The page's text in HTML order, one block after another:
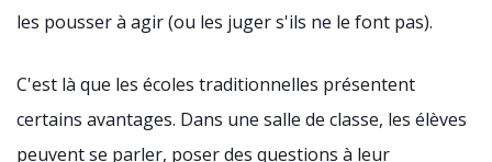
les pousser à agir (ou les juger s'ils ne le font pas).
C'est là que les écoles traditionnelles présentent
certains avantages. Dans une salle de classe, les élèves
peuvent se parler, poser des questions à leur